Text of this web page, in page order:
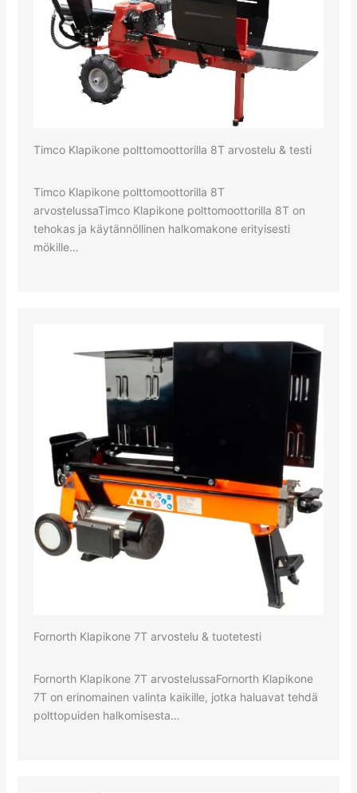
Timco Klapikone polttomoottorilla 8T arvostelu & testi
Timco Klapikone polttomoottorilla 8T
arvostelussaTimco Klapikone polttomoottorilla 8T on
tehokas ja käytännöllinen halkomakone erityisesti
mökille…
Fornorth Klapikone 7T arvostelu & tuotetesti
Fornorth Klapikone 7T arvostelussaFornorth Klapikone
7T on erinomainen valinta kaikille, jotka haluavat tehdä
polttopuiden halkomisesta…